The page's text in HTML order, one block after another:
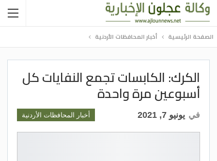
الصفحة الرئيسية أخبار المحافظات الأردنية
الكرك: الكابسات تجمع النفايات كل
أسبوعين مرة واحدة
أخبار المحافظات الأردنية في يونيو 7, 2021